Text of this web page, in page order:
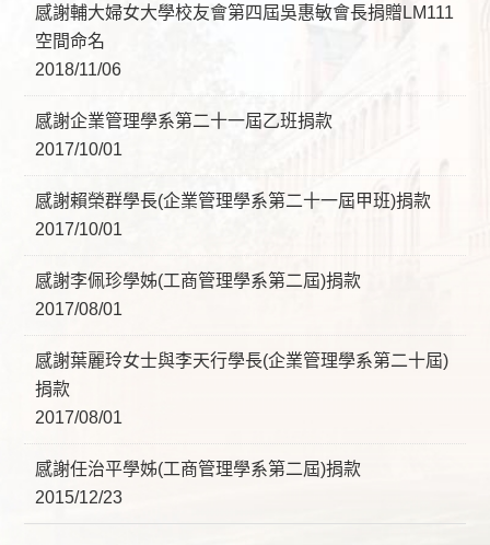
感謝輔大婦女大學校友會第四屆吳惠敏會長捐贈LM111
空間命名
2018/11/06
感謝企業管理學系第二十一屆乙班捐款
2017/10/01
感謝賴榮群學長(企業管理學系第二十一屆甲班)捐款
2017/10/01
感謝李佩珍學姊(工商管理學系第二屆)捐款
2017/08/01
感謝葉麗玲女士與李天行學長(企業管理學系第二十屆)
捐款
2017/08/01
感謝任治平學姊(工商管理學系第二屆)捐款
2015/12/23